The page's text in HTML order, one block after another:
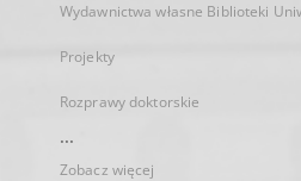
Wydawnictwa własne Biblioteki
Projekty
Rozprawy doktorskie
...
Zobacz więcej